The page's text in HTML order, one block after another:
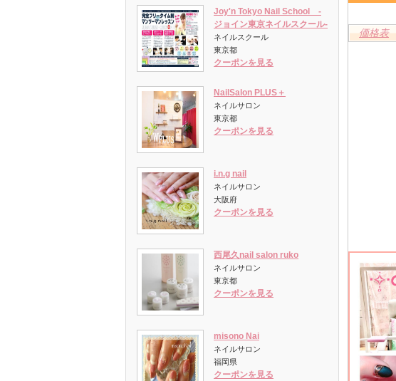
価格表
Joy'n Tokyo Nail School -
ジョイン東京ネイルスクール-
ネイルスクール
東京都
クーポンを見る
NailSalon PLUS＋
ネイルサロン
東京都
クーポンを見る
i.n.g nail
ネイルサロン
大阪府
クーポンを見る
西尾久nail salon ruko
ネイルサロン
東京都
クーポンを見る
misono Nai
ネイルサロン
福岡県
クーポンを見る